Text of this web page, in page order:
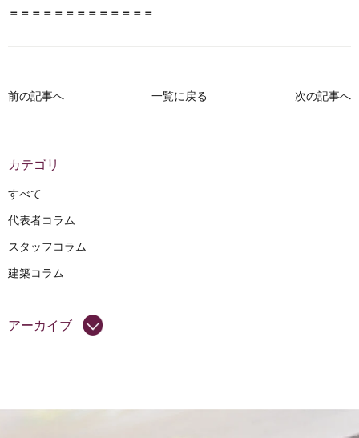
＝＝＝＝＝＝＝＝＝＝＝＝＝
前の記事へ 一覧に戻る 次の記事へ
カテゴリ
すべて
代表者コラム
スタッフコラム
建築コラム
アーカイブ